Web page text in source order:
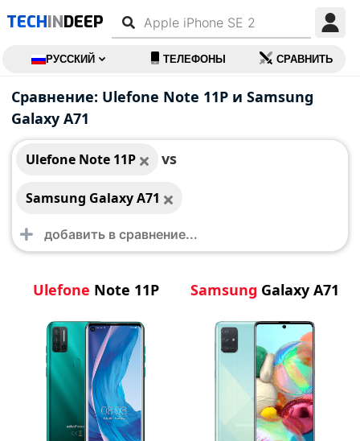
TECHINDEEP
РУССКИЙ ТЕЛЕФОНЫ СРАВНИТЬ
Сравнение: Ulefone Note 11P и Samsung
Galaxy A71
Ulefone Note 11P vs
Samsung Galaxy A71
Ulefone Note 11P
Ulefone Note 11P
Samsung Galaxy A71
Samsung Galaxy A71